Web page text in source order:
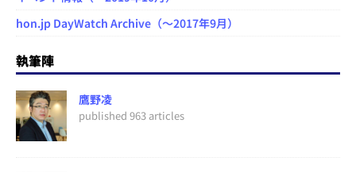
hon.jp DayWatch Archive（～2017年9月）
執筆陣
鷹野凌
published 963 articles